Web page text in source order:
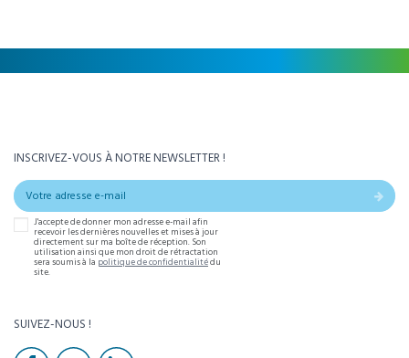
INSCRIVEZ-VOUS À NOTRE NEWSLETTER !
J'accepte de donner mon adresse e-mail afin
recevoir les dernières nouvelles et mises à jour
directement sur ma boîte de réception. Son
utilisation ainsi que mon droit de rétractation
sera soumis à la politique de confidentialitédu
site.
SUIVEZ-NOUS !